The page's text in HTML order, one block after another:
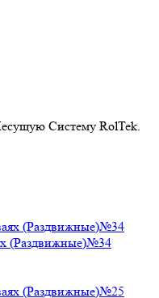
Систему RolTek.
(Раздвижные)№34